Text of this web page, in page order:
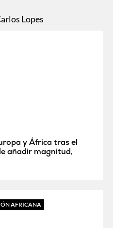
Lopes
y África tras el
añadir magnitud,
AFRICANA